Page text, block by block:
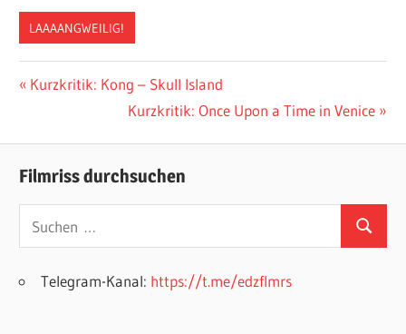
LAAAANGWEILIG!
Beitragsnavigation
Vorheriger
Kurzkritik: Kong – Skull Island
Nächster
Kurzkritik: Once Upon a Time in Venice
Filmriss durchsuchen
nach:
Suchen
Telegram-Kanal: https://t.me/edzflmrs